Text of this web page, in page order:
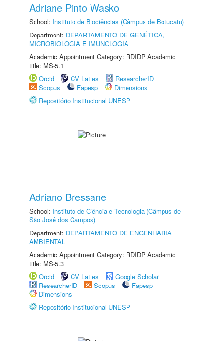
Adriane Pinto Wasko
School: Instituto de Biociências (Câmpus de Botucatu)
Department: DEPARTAMENTO DE GENÉTICA,
MICROBIOLOGIA E IMUNOLOGIA
Academic Appointment Category: RDIDP Academic
title: MS-5.1
Orcid
CV Lattes
ResearcherID
Scopus
Fapesp
Dimensions
Repositório Institucional UNESP
Adriano Bressane
School: Instituto de Ciência e Tecnologia (Câmpus de
São José dos Campos)
Department: DEPARTAMENTO DE ENGENHARIA
AMBIENTAL
Academic Appointment Category: RDIDP Academic
title: MS-5.3
Orcid
CV Lattes
Google Scholar
ResearcherID
Scopus
Fapesp
Dimensions
Repositório Institucional UNESP